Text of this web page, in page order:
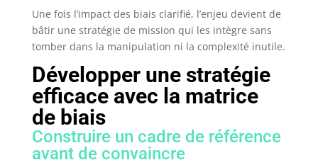
Une fois l’impact des biais clarifié, l’enjeu devient de
bâtir une stratégie de mission qui les intègre sans
tomber dans la manipulation ni la complexité inutile.
Développer une stratégie
efficace avec la matrice
de biais
Construire un cadre de référence
avant de convaincre